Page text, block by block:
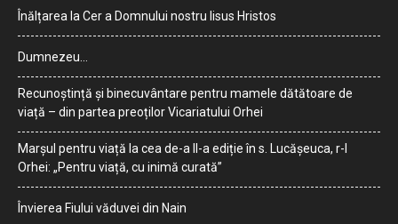
Înălțarea la Cer a Domnului nostru Iisus Hristos
Dumnezeu…
Recunoștință și binecuvântare pentru mamele dătătoare de
viață – din partea preoților Vicariatului Orhei
Marșul pentru viață la cea de-a II-a ediție în s. Lucășeuca, r-l
Orhei: „Pentru viață, cu inimă curată”
Învierea Fiului văduvei din Nain